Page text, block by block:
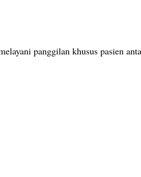
panggilan khusus pasien